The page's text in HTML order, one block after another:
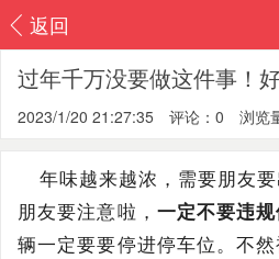
返回
过年千万没要做这件事！
2023/1/20 21:27:35 评论：0 浏览
年味越来越浓，需要朋友
朋友要注意啦， 一定不要违
辆一定要要停进停车位。不